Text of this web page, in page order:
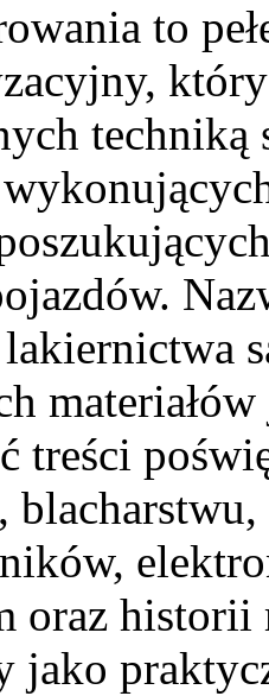
to
techniką
materiałów
treści
oraz historii
jako